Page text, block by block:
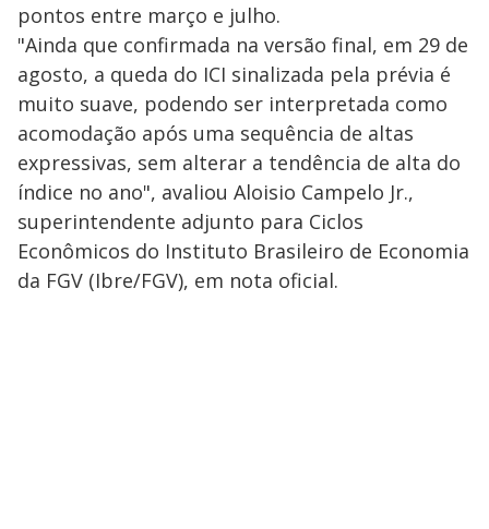
pontos entre março e julho.
"Ainda que confirmada na versão final, em 29 de
agosto, a queda do ICI sinalizada pela prévia é
muito suave, podendo ser interpretada como
acomodação após uma sequência de altas
expressivas, sem alterar a tendência de alta do
índice no ano", avaliou Aloisio Campelo Jr.,
superintendente adjunto para Ciclos
Econômicos do Instituto Brasileiro de Economia
da FGV (Ibre/FGV), em nota oficial.